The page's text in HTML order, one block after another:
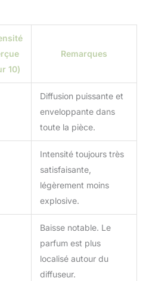
10)
Remarques
Diffusion puissante et
enveloppante dans
toute la pièce.
Intensité toujours très
satisfaisante,
légèrement moins
explosive.
Baisse notable. Le
parfum est plus
localisé autour du
diffuseur.